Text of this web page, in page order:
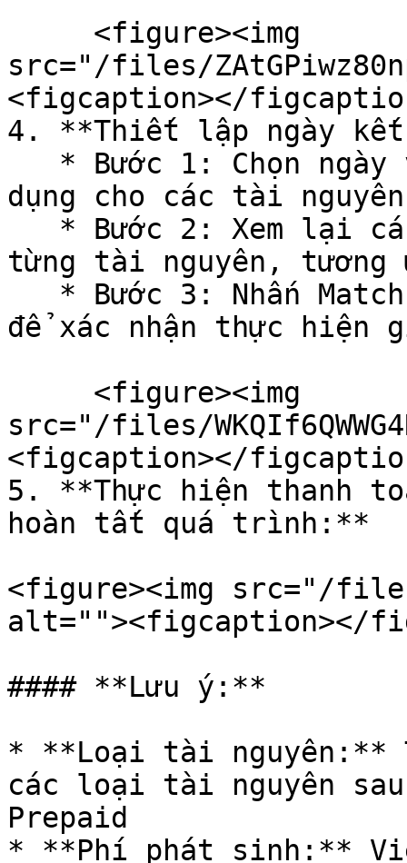
src="/files/
<figcaption></
4. **Thiết lập ngày
dụng cho các tài nguyên
từng tài nguyên, tương
để xác nhận thực hiện
src="/files/
<figcaption></
5. **Thực hiện thanh
hoàn tất quá trình:**
<figure><img src="/files/
alt=""><figcaption></
#### **Lưu ý:**
* **Loại tài nguyên:**
các loại tài nguyên
Prepaid
* **Phí phát sinh:**